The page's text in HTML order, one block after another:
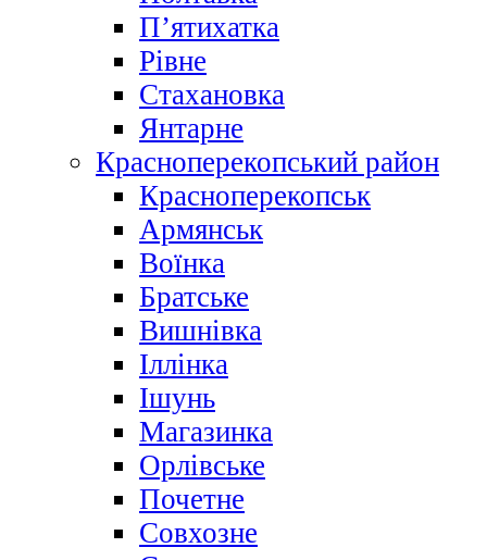
П’ятихатка
Рівне
Стахановка
Янтарне
Красноперекопський район
Красноперекопськ
Армянськ
Воїнка
Братське
Вишнівка
Іллінка
Ішунь
Магазинка
Орлівське
Почетне
Совхозне